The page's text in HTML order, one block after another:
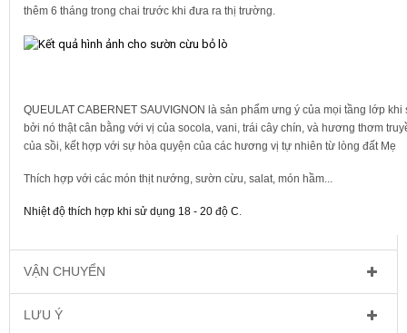
thêm 6 tháng trong chai trước khi đưa ra thị trường.
QUEULAT CABERNET SAUVIGNON là sản phẩm ưng ý của mọi tầng lớp khi
bởi nó thật cân bằng với vị của socola, vani, trái cây chín, và hương thơm
của sồi, kết hợp với sự hòa quyện của các hương vị tự nhiên từ lòng đất Mẹ
Thích hợp với các món thịt nướng, sườn cừu, salat, món hầm...
Nhiệt độ thích hợp khi sử dụng 18 - 20 độ C
VẬN CHUYỂN
LƯU Ý